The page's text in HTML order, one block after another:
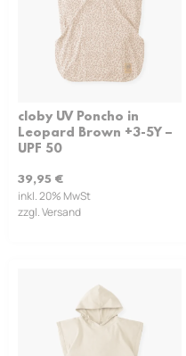
cloby UV Poncho in
Leopard Brown +3-5Y –
UPF 50
39,95 €
inkl. 20% MwSt
zzgl. Versand